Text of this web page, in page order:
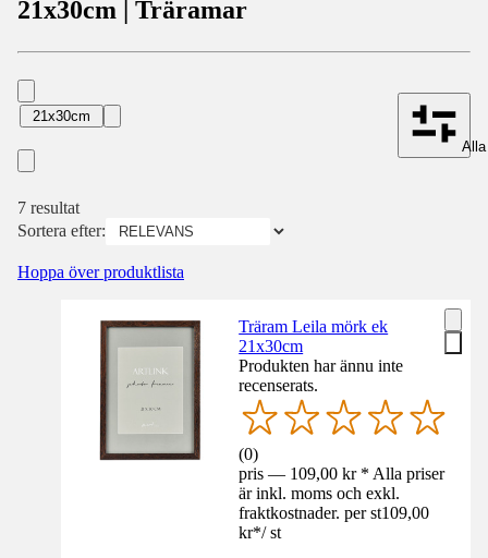
21x30cm | Träramar
21x30cm
7 resultat
Sortera efter:
Hoppa över produktlista
Träram Leila mörk ek
21x30cm
Produkten har ännu inte
recenserats.
(0)
pris — 109,00 kr * Alla priser
är inkl. moms och exkl.
fraktkostnader. per st109,00
kr*/ st